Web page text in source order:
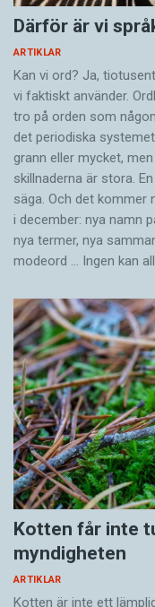
Därför är vi
ARTIKLAR
Kan vi ord? Ja,
vi faktiskt använder.
tro på orden som
det periodiska
grann eller mycket,
skillnaderna är stora.
säga. Och det kommer
i december: nya namn
nya termer, nya
modeord … Ingen kan
Kotten får inte
myndigheten
ARTIKLAR
Kotten är inte ett